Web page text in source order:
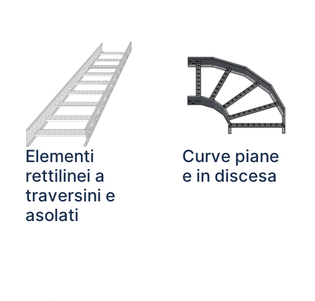
Elementi
rettilinei a
traversini e
asolati
Curve piane
e in discesa